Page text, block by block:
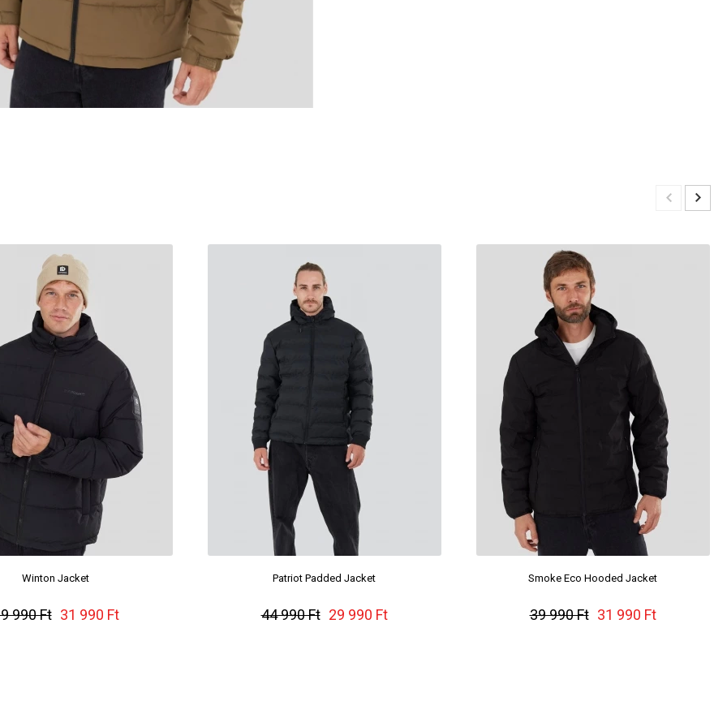
Winton Jacket
990 Ft 31 990 Ft
Patriot Padded Jacket
44 990 Ft 29 990 Ft
Smoke Eco Hooded Jacket
39 990 Ft 31 990 Ft